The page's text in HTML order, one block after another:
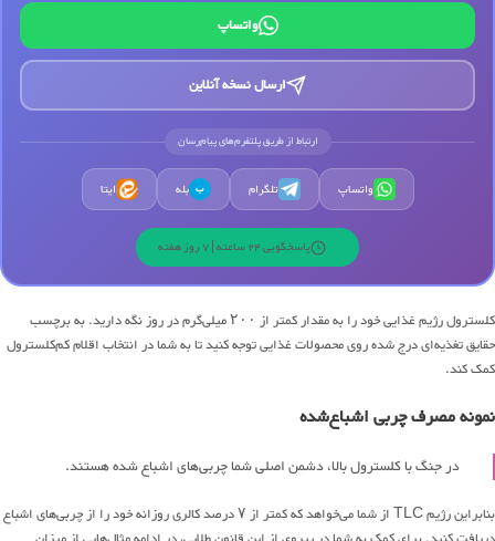
واتساپ
ارسال نسخه آنلاین
ارتباط از طریق پلتفرم‌های پیام‌رسان
واتساپ تلگرام ب بله ایتا
پاسخگویی 24 ساعته | 7 روز هفته
کلسترول رژیم غذایی خود را به مقدار کمتر از ۲۰۰ میلی‌گرم در روز نگه دارید. به برچسب
حقایق تغذیه‌ای درج شده روی محصولات غذایی توجه کنید تا به شما در انتخاب اقلام کم‌کلسترول
کمک کند.
نمونه مصرف چربی اشباع‌شده
در جنگ با کلسترول بالا، دشمن اصلی شما چربی‌های اشباع شده هستند.
بنابراین رژیم TLC از شما می‌خواهد که کمتر از ۷ درصد کالری روزانه خود را از چربی‌های اشباع